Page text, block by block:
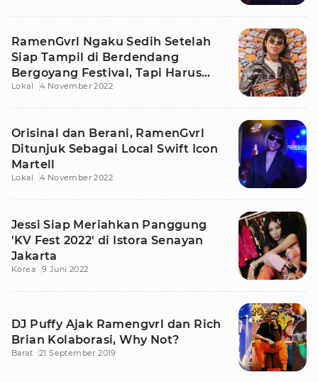
RamenGvrl Ngaku Sedih Setelah
Siap Tampil di Berdendang
Bergoyang Festival, Tapi Harus
Dibatalkan
Lokal 4 November 2022
Orisinal dan Berani, RamenGvrl
Ditunjuk Sebagai Local Swift Icon
Martell
Lokal 4 November 2022
Jessi Siap Meriahkan Panggung
'KV Fest 2022' di Istora Senayan
Jakarta
Korea 9 Juni 2022
DJ Puffy Ajak Ramengvrl dan Rich
Brian Kolaborasi, Why Not?
Barat 21 September 2019